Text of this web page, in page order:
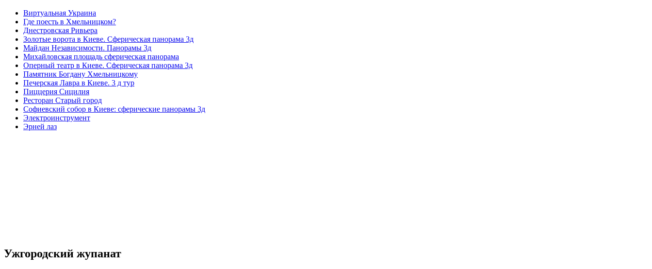
Виртуальная Украина
Где поесть в Хмельницком?
Днестровская Ривьера
Золотые ворота в Киеве. Сферическая панорама 3д
Майдан Независимости. Панорамы 3д
Михайловская площадь сферическая панорама
Оперный театр в Киеве. Сферическая панорама 3д
Памятник Богдану Хмельницкому
Печерская Лавра в Киеве. 3 д тур
Пиццерия Сицилия
Ресторан Старый город
Софиевский собор в Киеве: сферические панорамы 3д
Электроинструмент
Эрней лаз
Ужгородский жупанат